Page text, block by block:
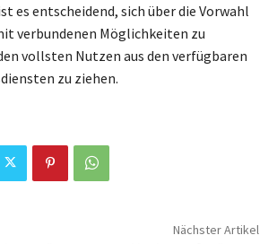
es entscheidend, sich über die Vorwahl
verbundenen Möglichkeiten zu
vollsten Nutzen aus den verfügbaren
zu ziehen.
Nächster Artikel